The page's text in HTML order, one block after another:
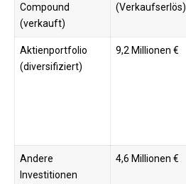
Compound
(verkauft)
(Verkaufserlös)
Aktienportfolio
(diversifiziert)
9,2 Millionen €
Andere
Investitionen
4,6 Millionen €